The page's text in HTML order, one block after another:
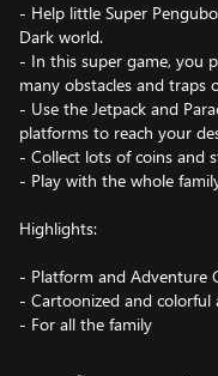
- Help little Super
Dark world.
- In this super game, you
many obstacles and traps
- Use the Jetpack and
platforms to reach your
- Collect lots of coins and
- Play with the whole
Highlights:
- Platform and Adventure
- Cartoonized and colorful
- For all the family